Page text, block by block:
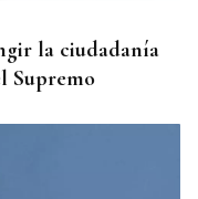
la ciudadanía
Supremo